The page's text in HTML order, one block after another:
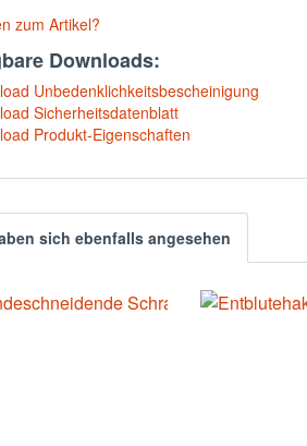
zum Artikel?
Downloads:
Unbedenklichkeitsbescheinigung
Sicherheitsdatenblatt
Produkt-Eigenschaften
sich ebenfalls angesehen